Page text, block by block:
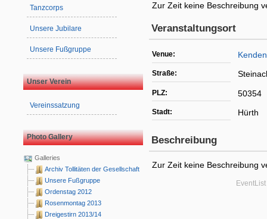
Tanzcorps
Unsere Jubilare
Unsere Fußgruppe
Unser Verein
Vereinssatzung
Photo Gallery
Galleries
Archiv Tollitäten der Gesellschaft
Unsere Fußgruppe
Ordenstag 2012
Rosenmontag 2013
Dreigestirn 2013/14
Zur Zeit keine Beschreibung
Veranstaltungsort
Venue:
Straße:
PLZ: 50354
Stadt: Hürth
Beschreibung
Zur Zeit keine Beschreibung